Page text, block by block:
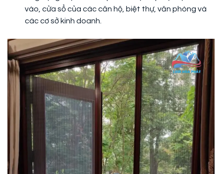
vào, cửa sổ của các căn hộ, biệt thự, văn phòng và
các cơ sở kinh doanh.